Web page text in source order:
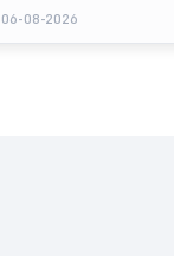
stock traded close to its
steady investor interest
subscribed public issue.
06-08-2026